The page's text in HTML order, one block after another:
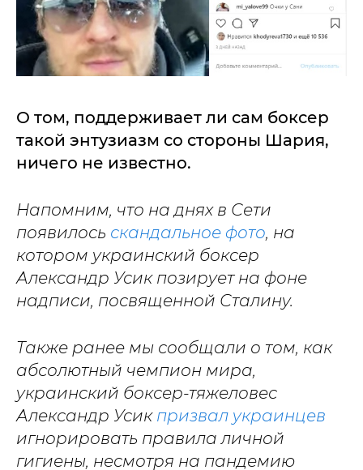
О том, поддерживает ли сам боксер
такой энтузиазм со стороны Шария,
ничего не известно.
Напомним, что на днях в Сети
появилось скандальное фото, на
котором украинский боксер
Александр Усик позирует на фоне
надписи, посвященной Сталину.
Также ранее мы сообщали о том, как
абсолютный чемпион мира,
украинский боксер-тяжеловес
Александр Усик призвал украинцев
игнорировать правила личной
гигиены, несмотря на пандемию